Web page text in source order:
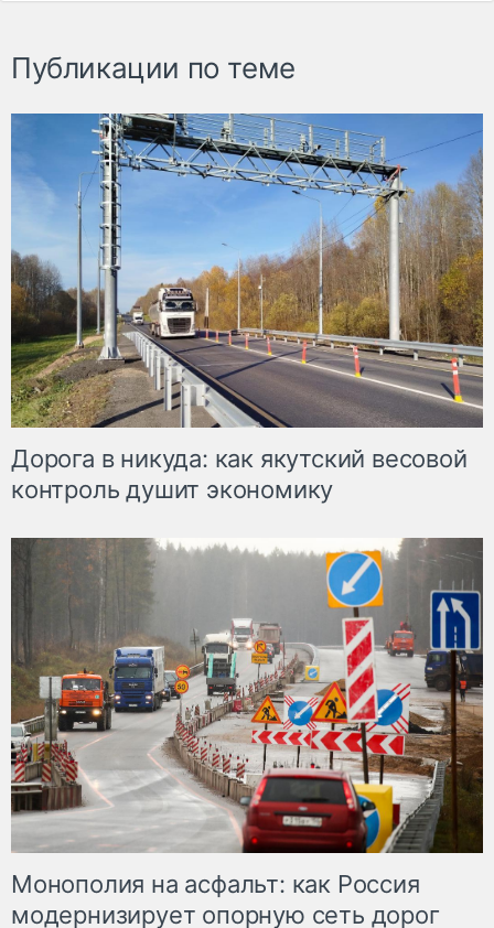
Публикации по теме
Дорога в никуда: как якутский весовой
контроль душит экономику
Монополия на асфальт: как Россия
модернизирует опорную сеть дорог